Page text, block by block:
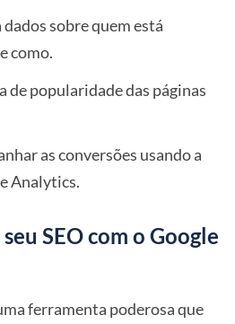
dados sobre quem está
como.
de popularidade das páginas
as conversões usando a
Analytics.
SEO com o Google
ferramenta poderosa que